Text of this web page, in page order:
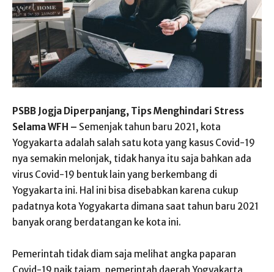
PSBB Jogja Diperpanjang, Tips Menghindari Stress
Selama WFH – Semenjak tahun baru 2021, kota
Yogyakarta adalah salah satu kota yang kasus Covid-19
nya semakin melonjak, tidak hanya itu saja bahkan ada
virus Covid-19 bentuk lain yang berkembang di
Yogyakarta ini. Hal ini bisa disebabkan karena cukup
padatnya kota Yogyakarta dimana saat tahun baru 2021
banyak orang berdatangan ke kota ini.
Pemerintah tidak diam saja melihat angka paparan